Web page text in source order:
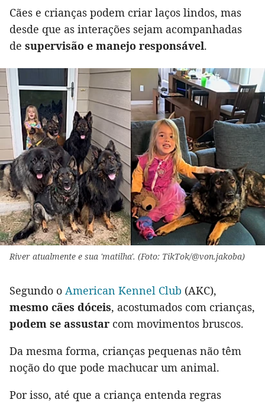
Cães e crianças podem criar laços lindos, mas
desde que as interações sejam acompanhadas
de supervisão e manejo responsável.
River atualmente e sua 'matilha'. (Foto: TikTok/@von.jakoba)
Segundo o American Kennel Club (AKC),
mesmo cães dóceis, acostumados com crianças,
podem se assustar com movimentos bruscos.
Da mesma forma, crianças pequenas não têm
noção do que pode machucar um animal.
Por isso, até que a criança entenda regras